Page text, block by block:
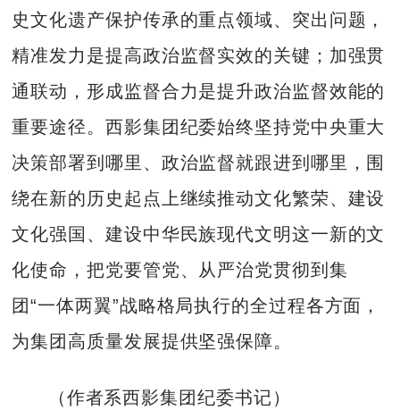
史文化遗产保护传承的重点领域、突出问题，
精准发力是提高政治监督实效的关键；加强贯
通联动，形成监督合力是提升政治监督效能的
重要途径。西影集团纪委始终坚持党中央重大
决策部署到哪里、政治监督就跟进到哪里，围
绕在新的历史起点上继续推动文化繁荣、建设
文化强国、建设中华民族现代文明这一新的文
化使命，把党要管党、从严治党贯彻到集
团“一体两翼”战略格局执行的全过程各方面，
为集团高质量发展提供坚强保障。
（作者系西影集团纪委书记）